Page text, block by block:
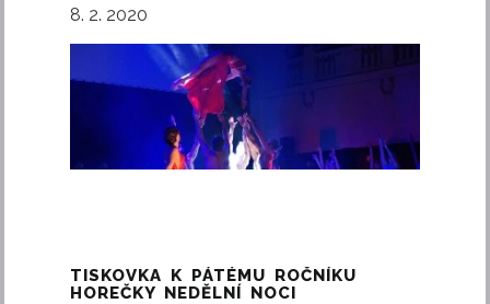
8. 2. 2020
TISKOVKA K PÁTÉMU ROČNÍKU
HOREČKY NEDĚLNÍ NOCI